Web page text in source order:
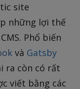
site
những lợi thế
Phổ biến
và Gatsby
ra còn có rất
viết bằng các